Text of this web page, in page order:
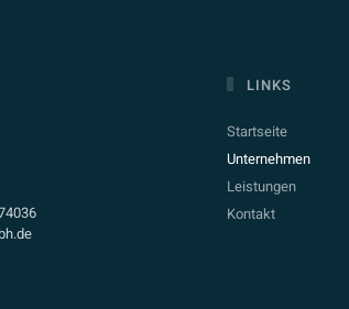
LINKS
Startseite
Unternehmen
Leistungen
Kontakt